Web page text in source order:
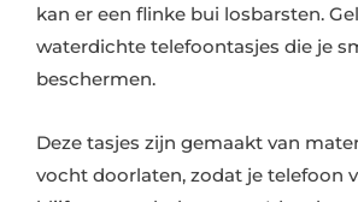
kan er een flinke bui losbarsten.
waterdichte telefoontasjes die je
beschermen.
Deze tasjes zijn gemaakt van
vocht doorlaten, zodat je telefoon